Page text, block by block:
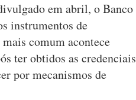
em abril, o Banco
instrumentos de
comum acontece
ter obtidos as credenciais
por mecanismos de